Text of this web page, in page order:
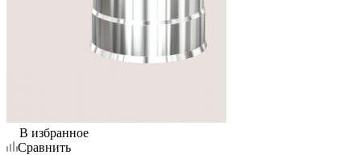
В избранное
Сравнить